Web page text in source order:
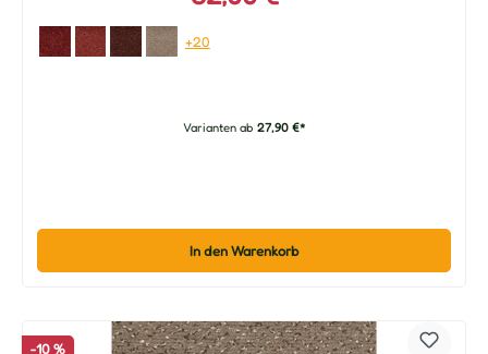
+20
Varianten ab 27,90 €*
In den Warenkorb
-10 %